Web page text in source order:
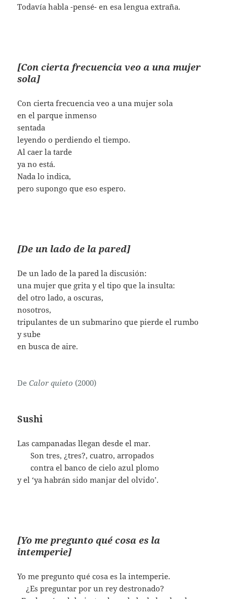
Todavía habla -pensé- en esa lengua extraña.
[Con cierta frecuencia veo a una mujer
sola]
Con cierta frecuencia veo a una mujer sola
en el parque inmenso
sentada
leyendo o perdiendo el tiempo.
Al caer la tarde
ya no está.
Nada lo indica,
pero supongo que eso espero.
[De un lado de la pared]
De un lado de la pared la discusión:
una mujer que grita y el tipo que la insulta:
del otro lado, a oscuras,
nosotros,
tripulantes de un submarino que pierde el rumbo
y sube
en busca de aire.
DeCalor quieto (2000)
Sushi
Las campanadas llegan desde el mar.
……Son tres, ¿tres?, cuatro, arropados
……contra el banco de cielo azul plomo
y el ‘ya habrán sido manjar del olvido’.
[Yo me pregunto qué cosa es la
intemperie]
Yo me pregunto qué cosa es la intemperie.
¿Es preguntar por un rey destronado?